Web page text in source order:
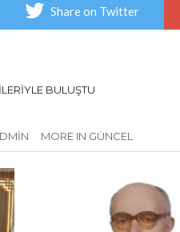
Share on Twitter
BULUŞTU
MORE IN GÜNCEL